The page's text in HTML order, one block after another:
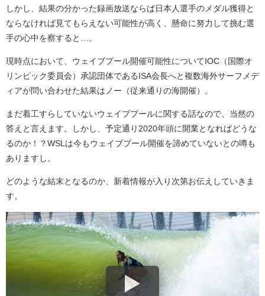
しかし、結果の分かった録画放送ならば日本人選手のメダル獲得と
ならなければ見てもらえない可能性が高く、懸命に努力して挑む選
手の心中を察すると…。
現時点において、ウェイブプール開催可能性についてIOC（国際オ
リンピック委員会）承認団体であるISA会長へと複数海外サーフメデ
ィアが問い合わせた結果はノー（従来通りの海開催）。
まだ着工すらしていないウェイブプールに関する話なので、当然の
答えと言えます。しかし、予定通り2020年頭に開業となればどうな
るのか！？WSLは今もウェイブプール開催を諦めていないとの噂も
ありますし。
どのような結末となるのか、新着情報が入り次第お伝えしていきま
す。